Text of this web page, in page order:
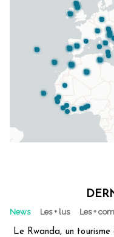
News Les + lus Les +
Le Rwanda, un